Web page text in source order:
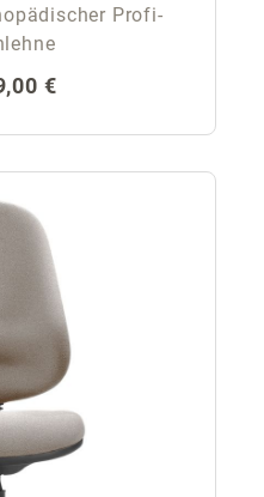
Profi-
Preis:
€